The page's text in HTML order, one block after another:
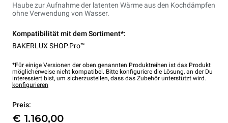
Haube zur Aufnahme der latenten Wärme aus den Kochdämpfen
ohne Verwendung von Wasser.
Kompatibilität mit dem Sortiment*:
BAKERLUX SHOP.Pro™
*Für einige Versionen der oben genannten Produktreihen ist das Produkt
möglicherweise nicht kompatibel. Bitte konfiguriere die Lösung, an der Du
interessiert bist, um sicherzustellen, dass das Zubehör unterstützt wird.
konfigurieren
Preis:
€ 1.160,00